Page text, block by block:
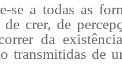
se a todas as
de crer, de
da
transmitidas de